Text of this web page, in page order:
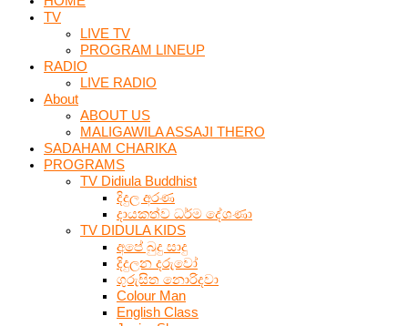
TV
LIVE TV
PROGRAM LINEUP
RADIO
LIVE RADIO
About
ABOUT US
MALIGAWILA ASSAJI THERO
SADAHAM CHARIKA
PROGRAMS
TV Didiula Buddhist
දිදුල අරණ
දායකත්ව ධර්ම දේශණා
TV DIDULA KIDS
අපේ බුදු සාදු
දිදුලන දරුවෝ
ගුරුසිත නොරිදවා
Colour Man
English Class